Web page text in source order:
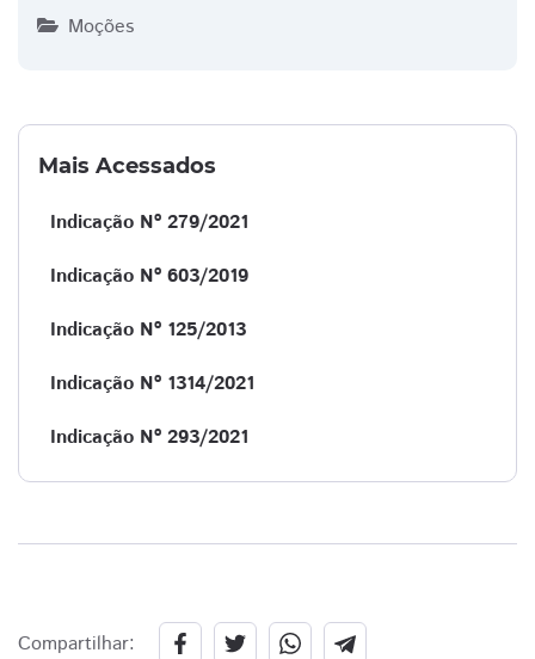
Moções
Mais Acessados
Indicação Nº 279/2021
Indicação Nº 603/2019
Indicação Nº 125/2013
Indicação Nº 1314/2021
Indicação Nº 293/2021
Compartilhar: